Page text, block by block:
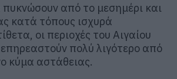
πυκνώσουν από το μεσημέρι και
κατά τόπους ισχυρά
οι περιοχές του Αιγαίου
πολύ λιγότερο από
κύμα αστάθειας.